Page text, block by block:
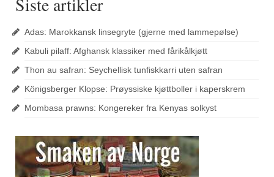
Adas: Marokkansk linsegryte (gjerne med lammepølse)
Kabuli pilaff: Afghansk klassiker med fårikålkjøtt
Thon au safran: Seychellisk tunfiskkarri uten safran
Königsberger Klopse: Prøyssiske kjøttboller i kaperskrem
Mombasa prawns: Kongereker fra Kenyas solkyst